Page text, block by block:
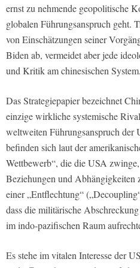
ernst zu nehmende geopolitische
globalen Führungsanspruch geht.
von Einschätzungen seiner
Biden ab, vermeidet aber jede
und Kritik am chinesischen System.
Das Strategiepapier bezeichnet
einzige wirkliche systemische
weltweiten Führungsanspruch der
befinden sich laut der
Wettbewerb“, die die USA
Beziehungen und Abhängigkeiten
einer „Entflechtung“
dass die militärische
im indo-pazifischen Raum
Es stehe im vitalen Interesse der